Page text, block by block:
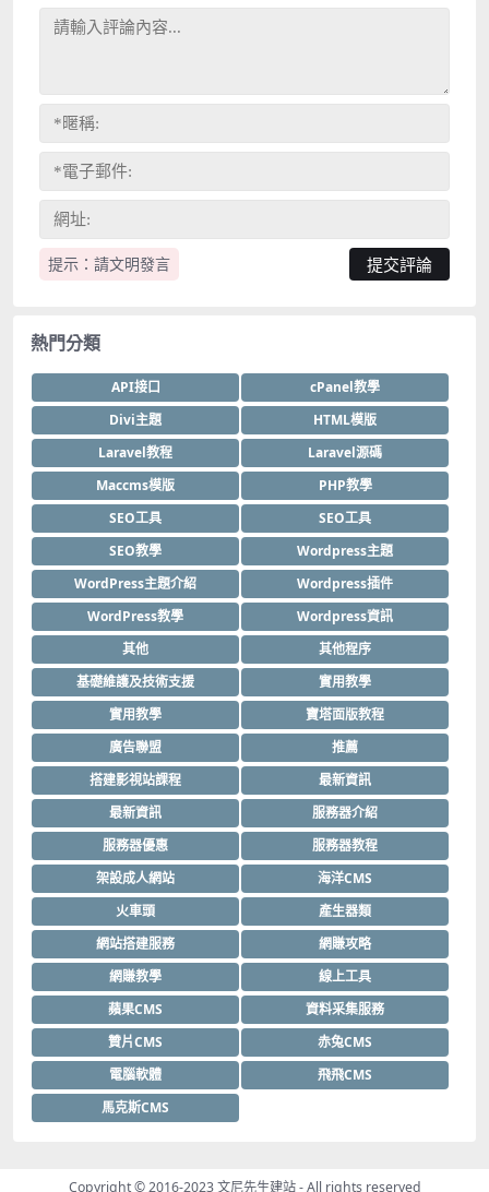
提示：請文明發言
熱門分類
API接口
cPanel教學
Divi主題
HTML模版
Laravel教程
Laravel源碼
Maccms模版
PHP教學
SEO工具
SEO工具
SEO教學
Wordpress主題
WordPress主題介紹
Wordpress插件
WordPress教學
Wordpress資訊
其他
其他程序
基礎維護及技術支援
實用教學
實用教學
寶塔面版教程
廣告聯盟
推薦
搭建影視站課程
最新資訊
最新資訊
服務器介紹
服務器優惠
服務器教程
架設成人網站
海洋CMS
火車頭
產生器類
網站搭建服務
網賺攻略
網賺教學
線上工具
蘋果CMS
資料采集服務
贊片CMS
赤兔CMS
電腦軟體
飛飛CMS
馬克斯CMS
Copyright © 2016-2023文尼先生建站- All rights reserved